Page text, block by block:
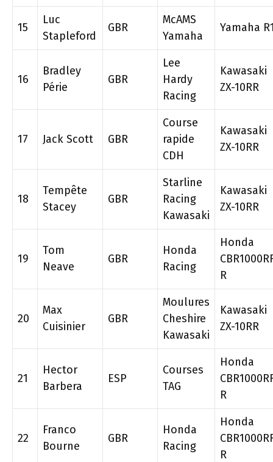
15
Luc
Stapleford
GBR
McAMS
Yamaha
Yamaha
16
Bradley
Périe
GBR
Lee
Hardy
Racing
Kawasaki
ZX-10RR
17 Jack Scott GBR
Course
rapide
CDH
Kawasaki
ZX-10RR
18
Tempête
Stacey
GBR
Starline
Racing
Kawasaki
Kawasaki
ZX-10RR
19
Tom
Neave
GBR
Honda
Racing
Honda
R
20
Max
Cuisinier
GBR
Moulures
Cheshire
Kawasaki
Kawasaki
ZX-10RR
21
Hector
Barbera
ESP
Courses
TAG
Honda
R
22
Franco
Bourne
GBR
Honda
Racing
Honda
R